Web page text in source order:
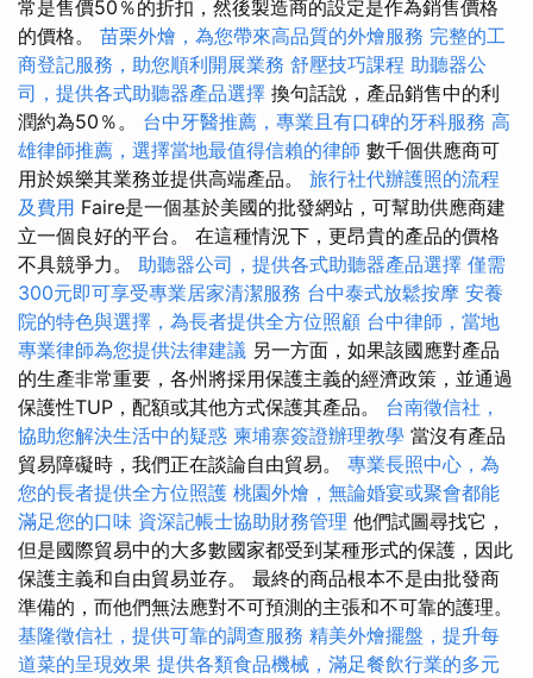
常是售價50％的折扣，然後製造商的設定是作為銷售價格
的價格。 苗栗外燴，為您帶來高品質的外燴服務 完整的工
商登記服務，助您順利開展業務 舒壓技巧課程 助聽器公
司，提供各式助聽器產品選擇 換句話說，產品銷售中的利
潤約為50％。 台中牙醫推薦，專業且有口碑的牙科服務 高
雄律師推薦，選擇當地最值得信賴的律師 數千個供應商可
用於娛樂其業務並提供高端產品。 旅行社代辦護照的流程
及費用 Faire是一個基於美國的批發網站，可幫助供應商建
立一個良好的平台。 在這種情況下，更昂貴的產品的價格
不具競爭力。 助聽器公司，提供各式助聽器產品選擇 僅需
300元即可享受專業居家清潔服務 台中泰式放鬆按摩 安養
院的特色與選擇，為長者提供全方位照顧 台中律師，當地
專業律師為您提供法律建議 另一方面，如果該國應對產品
的生產非常重要，各州將採用保護主義的經濟政策，並通過
保護性TUP，配額或其他方式保護其產品。 台南徵信社，
協助您解決生活中的疑惑 柬埔寨簽證辦理教學 當沒有產品
貿易障礙時，我們正在談論自由貿易。 專業長照中心，為
您的長者提供全方位照護 桃園外燴，無論婚宴或聚會都能
滿足您的口味 資深記帳士協助財務管理 他們試圖尋找它，
但是國際貿易中的大多數國家都受到某種形式的保護，因此
保護主義和自由貿易並存。 最終的商品根本不是由批發商
準備的，而他們無法應對不可預測的主張和不可靠的護理。
基隆徵信社，提供可靠的調查服務 精美外燴擺盤，提升每
道菜的呈現效果 提供各類食品機械，滿足餐飲行業的多元